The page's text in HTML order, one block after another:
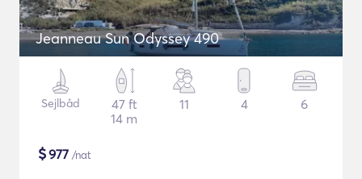
Jeanneau Sun Odyssey 490
Sejlbåd
47 ft
14 m
11 4 6
$977 /nat